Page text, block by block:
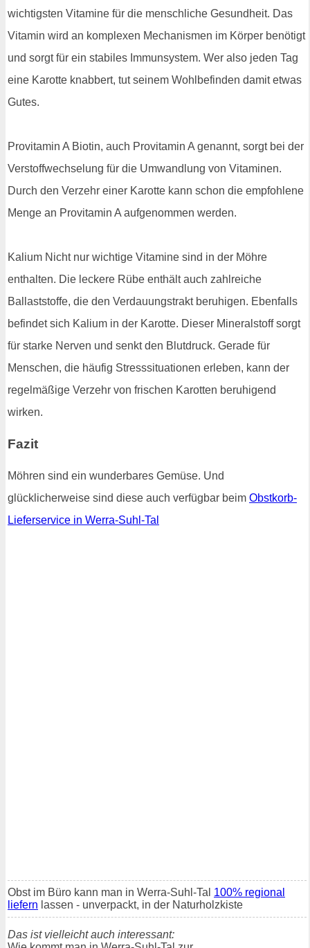
wichtigsten Vitamine für die menschliche Gesundheit. Das
Vitamin wird an komplexen Mechanismen im Körper benötigt
und sorgt für ein stabiles Immunsystem. Wer also jeden Tag
eine Karotte knabbert, tut seinem Wohlbefinden damit etwas
Gutes.
Provitamin A Biotin, auch Provitamin A genannt, sorgt bei der
Verstoffwechselung für die Umwandlung von Vitaminen.
Durch den Verzehr einer Karotte kann schon die empfohlene
Menge an Provitamin A aufgenommen werden.
Kalium Nicht nur wichtige Vitamine sind in der Möhre
enthalten. Die leckere Rübe enthält auch zahlreiche
Ballaststoffe, die den Verdauungstrakt beruhigen. Ebenfalls
befindet sich Kalium in der Karotte. Dieser Mineralstoff sorgt
für starke Nerven und senkt den Blutdruck. Gerade für
Menschen, die häufig Stresssituationen erleben, kann der
regelmäßige Verzehr von frischen Karotten beruhigend
wirken.
Fazit
Möhren sind ein wunderbares Gemüse. Und
glücklicherweise sind diese auch verfügbar beim Obstkorb-
Lieferservice in Werra-Suhl-Tal
Obst im Büro kann man in Werra-Suhl-Tal 100% regional
liefern lassen - unverpackt, in der Naturholzkiste
Das ist vielleicht auch interessant: